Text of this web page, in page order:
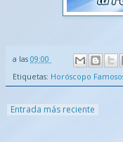
a las 09:00
Etiquetas: Horóscopo
Entrada más reciente